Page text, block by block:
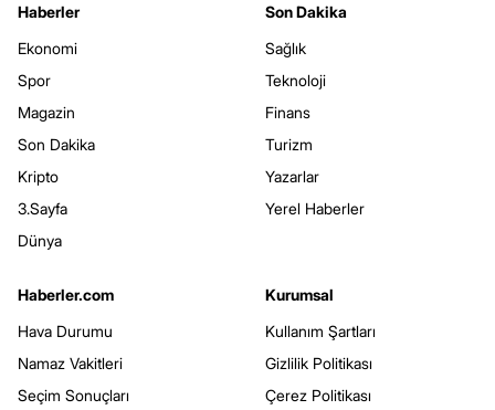
Haberler
Ekonomi
Spor
Magazin
Son Dakika
Kripto
3.Sayfa
Dünya
Son Dakika
Sağlık
Teknoloji
Finans
Turizm
Yazarlar
Yerel Haberler
Haberler.com
Hava Durumu
Namaz Vakitleri
Seçim Sonuçları
Kurumsal
Kullanım Şartları
Gizlilik Politikası
Çerez Politikası